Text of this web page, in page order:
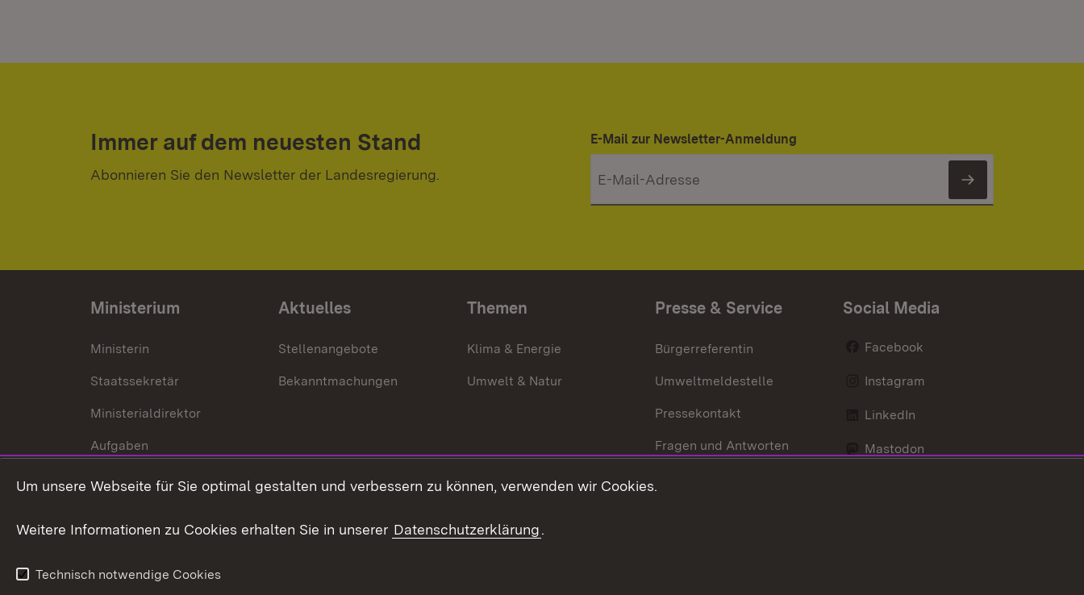
Immer auf dem neuesten Stand
Abonnieren Sie den Newsletter der Landesregierung.
E-Mail zur Newsletter-Anmeldung
Newsletter
Ministerium
Ministerin
Staatssekretär
Ministerialdirektor
Aufgaben
Internationale
Aktuelles
Stellenangebote
Bekanntmachungen
Themen
Klima & Energie
Umwelt & Natur
Presse & Service
Bürgerreferentin
Umweltmeldestelle
Pressekontakt
Fragen und Antworten
Social Media
Facebook
Instagram
LinkedIn
Mastodon
Um unsere Webseite für Sie optimal gestalten und verbessern zu können, verwenden wir Cookies.
Weitere Informationen zu Cookies erhalten Sie in unserer Datenschutzerklärung.
Technisch notwendige Cookies